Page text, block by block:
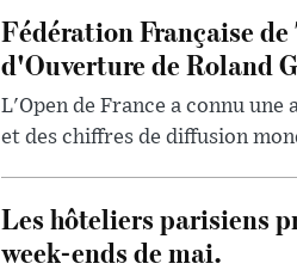
Fédération Française
d'Ouverture de Roland
L'Open de France a connu
et des chiffres de diffusion
Les hôteliers parisiens
week-ends de mai.